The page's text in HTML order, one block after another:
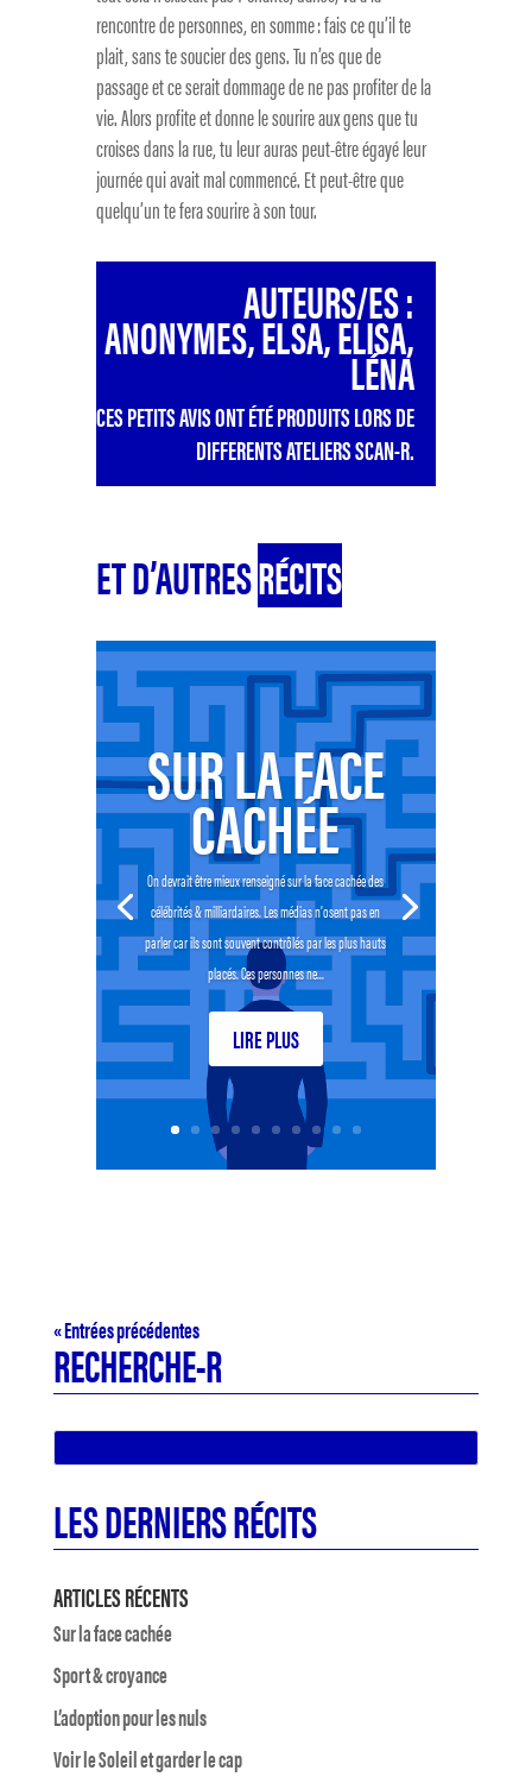
rencontre de personnes, en somme : fais ce qu’il te
plait, sans te soucier des gens. Tu n’es que de
passage et ce serait dommage de ne pas profiter de la
vie. Alors profite et donne le sourire aux gens que tu
croises dans la rue, tu leur auras peut-être égayé leur
journée qui avait mal commencé. Et peut-être que
quelqu’un te fera sourire à son tour.
AUTEURS/ES :
ANONYMES, ELSA, ELISA,
LÉNA
CES PETITS AVIS ONT ÉTÉ PRODUITS LORS DE
DIFFERENTS ATELIERS SCAN-R.
ET D’AUTRESRÉCITS
SUR LA FACE
CACHÉE
On devrait être mieux renseigné sur la face cachée des
célébrités & milliardaires. Les médias n’osent pas en
parler car ils sont souvent contrôlés par les plus hauts
placés. Ces personnes ne...
LIRE PLUS
« Entrées précédentes
RECHERCHE-R
LES DERNIERS RÉCITS
ARTICLES RÉCENTS
Sur la face cachée
Sport & croyance
L’adoption pour les nuls
Voir le Soleil et garder le cap